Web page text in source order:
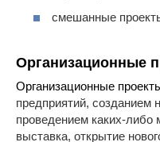
смешанные
Организационные
Организационные
предприятий, созданием
проведением каких-либо
выставка, открытие